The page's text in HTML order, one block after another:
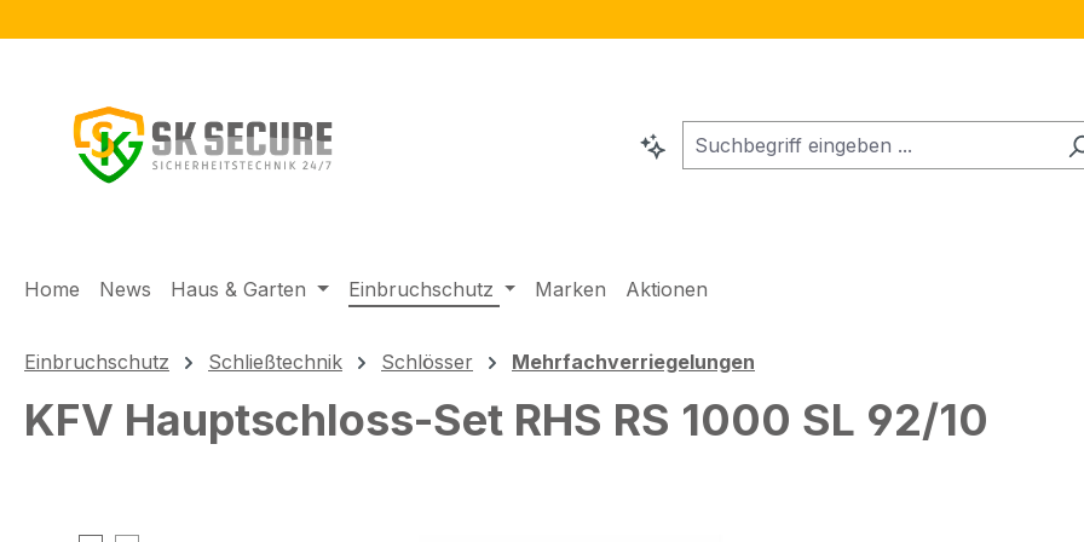
Home News Haus & Garten Einbruchschutz Marken Aktionen
Einbruchschutz Schließtechnik Schlösser Mehrfachverriegelungen
KFV Hauptschloss-Set RHS RS 1000 SL 92/10